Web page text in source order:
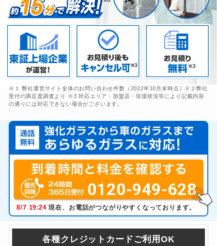
※１ 弊社運営サイト全体のお問い合わせ件数（2022年10月末時点）※２弊社
受付の満足度調査より ※3 対応エリア・加盟店・現場状況等により記載内容
の通りには対応できない場合がございます。
0120-949-628
8/7 19:24現在、お電話がつながりやすくなっております。
各種クレジットカードご利用OK